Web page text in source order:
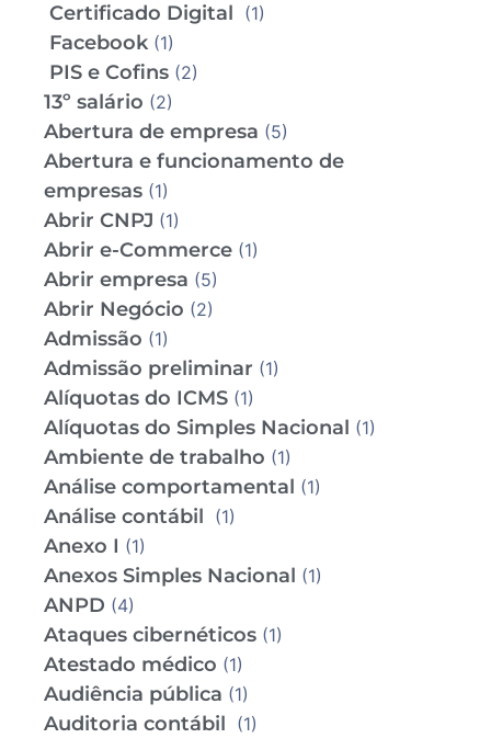
Certificado Digital (1)
Facebook(1)
PIS e Cofins (2)
13º salário (2)
Abertura de empresa (5)
Abertura e funcionamento de
empresas (1)
Abrir CNPJ (1)
Abrir e-Commerce (1)
Abrir empresa (5)
Abrir Negócio (2)
Admissão (1)
Admissão preliminar (1)
Alíquotas do ICMS (1)
Alíquotas do Simples Nacional (1)
Ambiente de trabalho (1)
Análise comportamental (1)
Análise contábil (1)
Anexo I (1)
Anexos Simples Nacional (1)
ANPD (4)
Ataques cibernéticos (1)
Atestado médico (1)
Audiência pública (1)
Auditoria contábil (1)